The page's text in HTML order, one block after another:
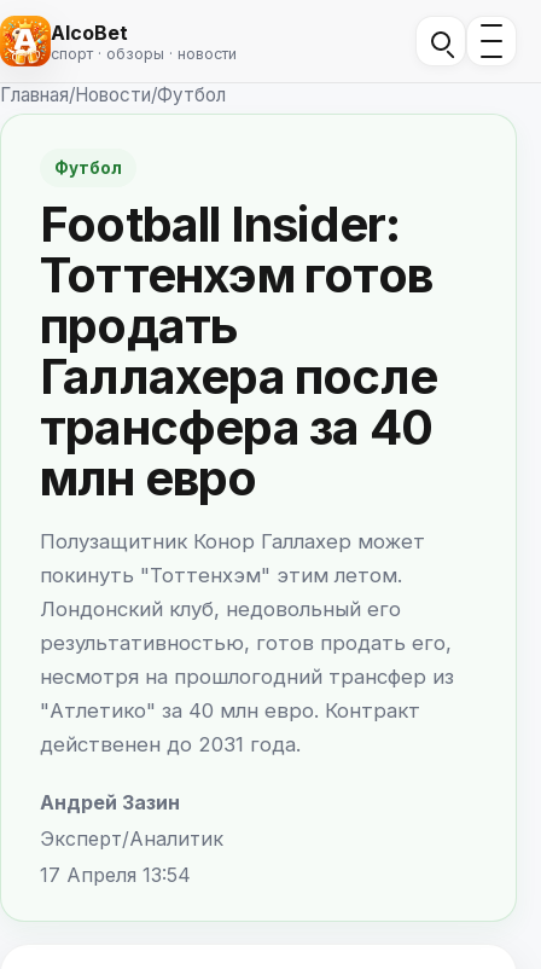
AlcoBet
спорт · обзоры · новости
Главная/Новости/Футбол
Футбол
Football Insider:
Тоттенхэм готов
продать
Галлахера после
трансфера за 40
млн евро
Полузащитник Конор Галлахер может
покинуть "Тоттенхэм" этим летом.
Лондонский клуб, недовольный его
результативностью, готов продать его,
несмотря на прошлогодний трансфер из
"Атлетико" за 40 млн евро. Контракт
действенен до 2031 года.
Андрей Зазин
Эксперт/Аналитик
17 Апреля 13:54